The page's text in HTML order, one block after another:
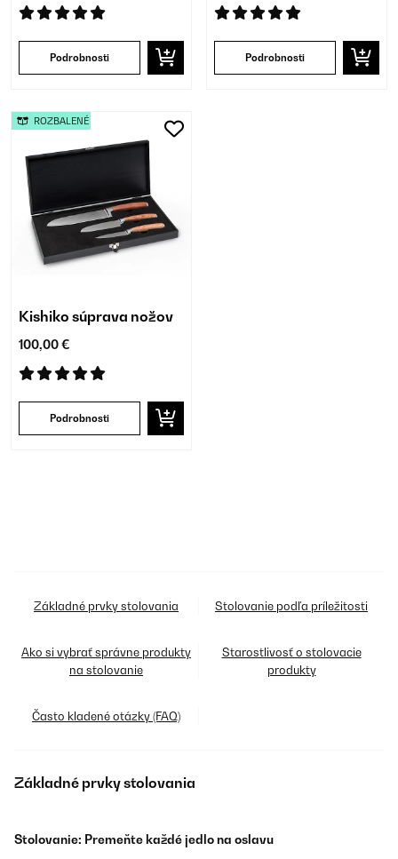
Podrobnosti Podrobnosti
Kishiko súprava nožov
100,00 €
Podrobnosti
ROZBALENÉ
Základné prvky stolovania Stolovanie podľa príležitosti
Ako si vybrať správne produkty
na stolovanie
Starostlivosť o stolovacie
produkty
Často kladené otázky (FAQ)
Základné prvky stolovania
Stolovanie: Premeňte každé jedlo na oslavu